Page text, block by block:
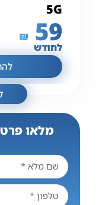
מלאו
5G
59
₪
לחודש